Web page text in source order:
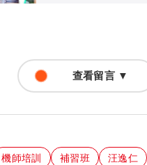
查看留言 ▼
機師培訓 補習班 汪逸仁